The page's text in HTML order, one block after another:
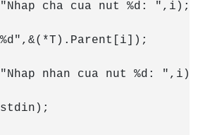
cha cua nut %d: ",i);
nhan cua nut %d: ",i);